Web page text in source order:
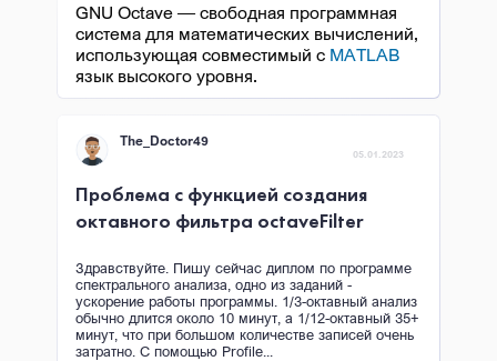
GNU Octave — свободная программная
система для математических вычислений,
использующая совместимый с MATLAB
язык высокого уровня.
05.01.2023
The_Doctor49
Проблема с функцией создания
октавного фильтра octaveFilter
Здравствуйте. Пишу сейчас диплом по программе
спектрального анализа, одно из заданий -
ускорение работы программы. 1/3-октавный анализ
обычно длится около 10 минут, а 1/12-октавный 35+
минут, что при большом количестве записей очень
затратно. С помощью Profile...